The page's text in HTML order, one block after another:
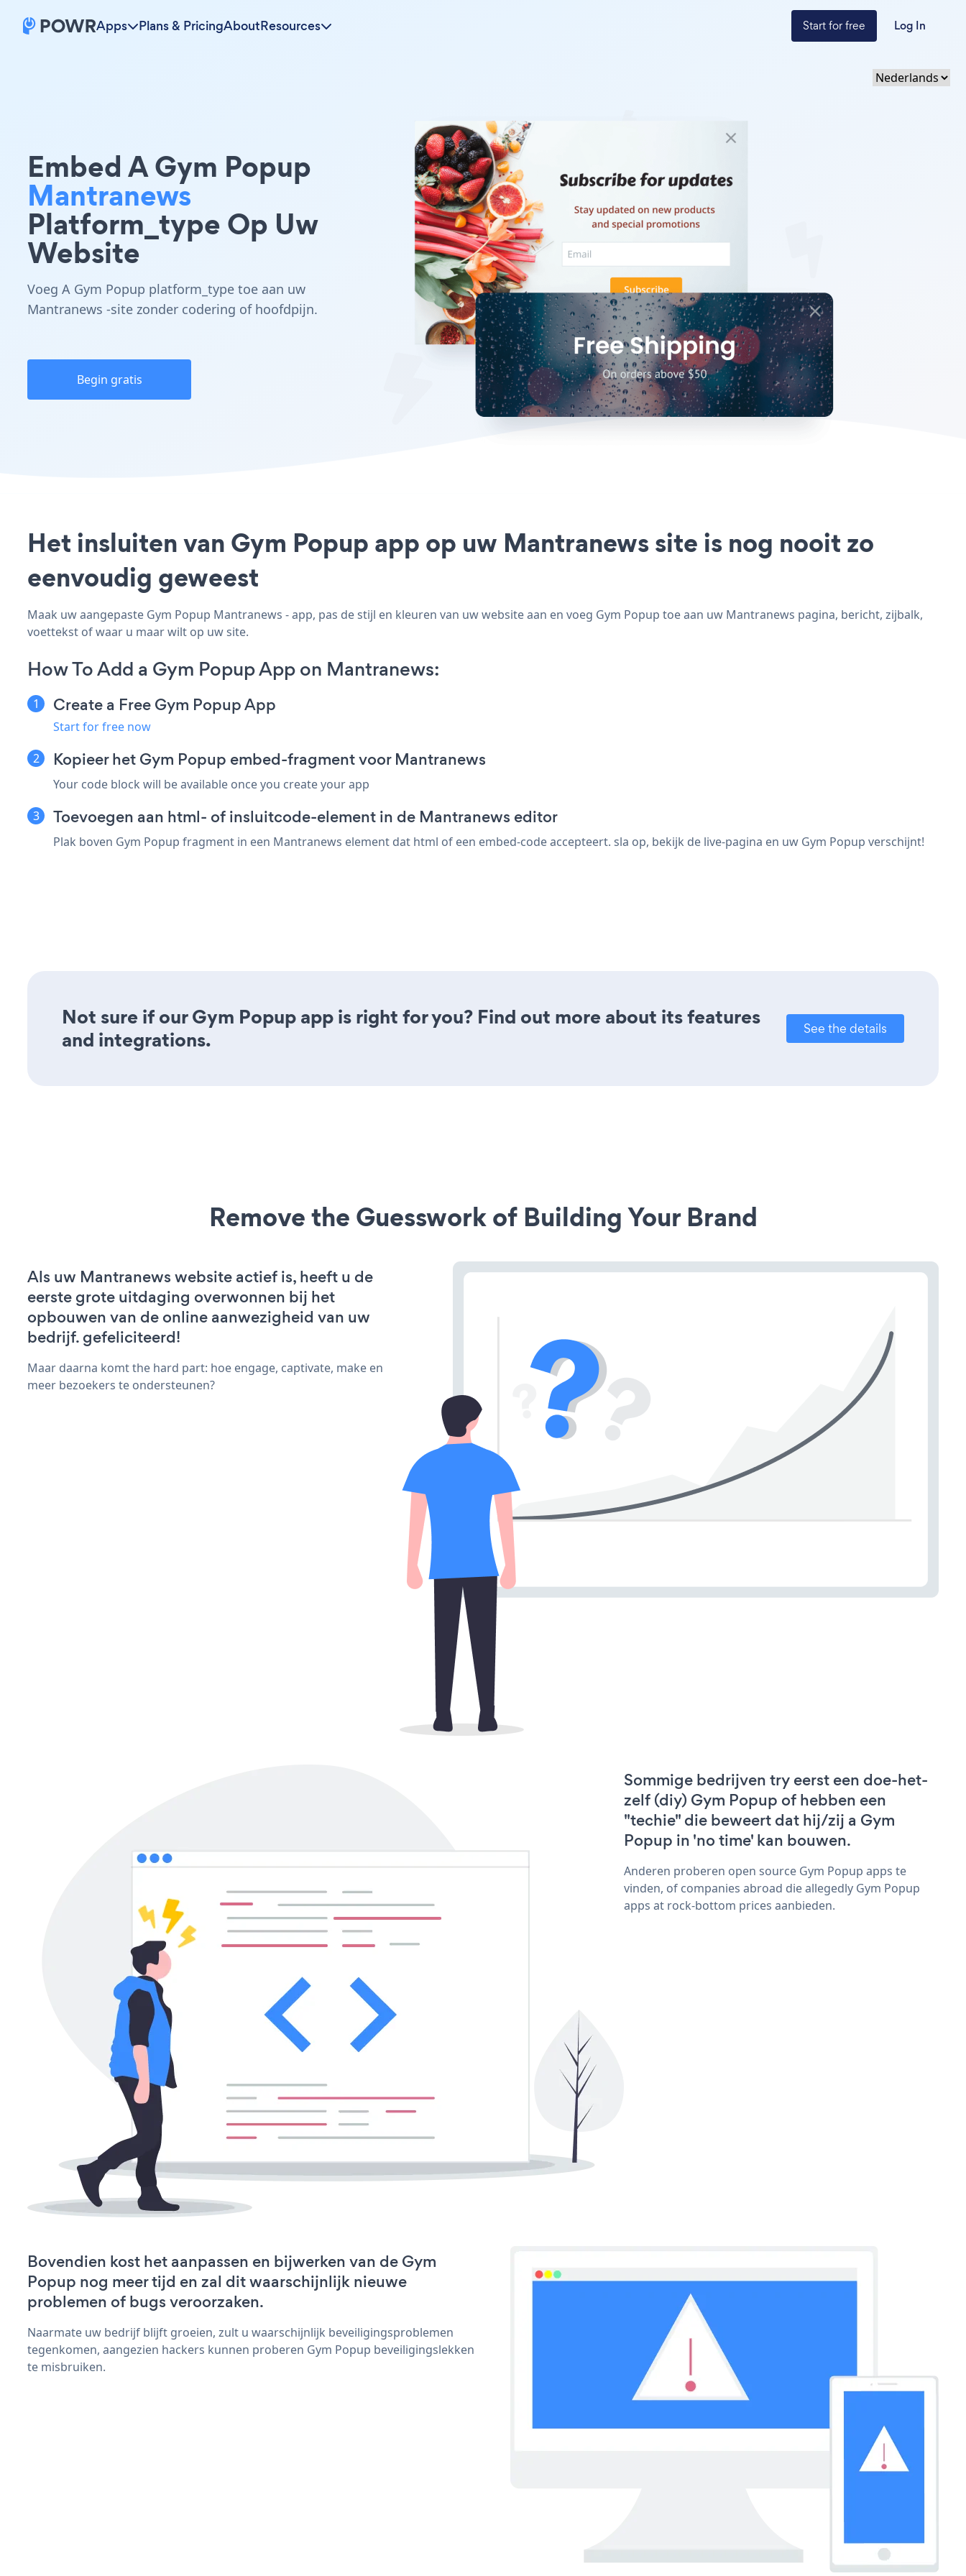
Apps Plans & PricingAboutResources Start for free Log In
Embed A Gym Popup
Mantranews
Platform_type Op Uw
Website
Voeg A Gym Popup platform_type toe aan uw
Mantranews -site zonder codering of hoofdpijn.
Begin gratis
Het insluiten van Gym Popup app op uw Mantranews site is nog nooit zo
eenvoudig geweest
Maak uw aangepaste Gym Popup Mantranews - app, pas de stijl en kleuren van uw website aan en voeg Gym Popup toe aan uw Mantranews pagina, bericht, zijbalk,
voettekst of waar u maar wilt op uw site.
How To Add a Gym Popup App on Mantranews:
Create a Free Gym Popup App
Start for free now
Kopieer het Gym Popup embed-fragment voor Mantranews
Your code block will be available once you create your app
Toevoegen aan html- of insluitcode-element in de Mantranews editor
Plak boven Gym Popup fragment in een Mantranews element dat html of een embed-code accepteert. sla op, bekijk de live-pagina en uw Gym Popup verschijnt!
Not sure if our Gym Popup app is right for you? Find out more about its features
and integrations.
See the details
Remove the Guesswork of Building Your Brand
Als uw Mantranews website actief is, heeft u de
eerste grote uitdaging overwonnen bij het
opbouwen van de online aanwezigheid van uw
bedrijf. gefeliciteerd!
Maar daarna komt the hard part: hoe engage, captivate, make en
meer bezoekers te ondersteunen?
Sommige bedrijven try eerst een doe-het-
zelf (diy) Gym Popup of hebben een
"techie" die beweert dat hij/zij a Gym
Popup in 'no time' kan bouwen.
Anderen proberen open source Gym Popup apps te
vinden, of companies abroad die allegedly Gym Popup
apps at rock-bottom prices aanbieden.
Bovendien kost het aanpassen en bijwerken van de Gym
Popup nog meer tijd en zal dit waarschijnlijk nieuwe
problemen of bugs veroorzaken.
Naarmate uw bedrijf blijft groeien, zult u waarschijnlijk beveiligingsproblemen
tegenkomen, aangezien hackers kunnen proberen Gym Popup beveiligingslekken
te misbruiken.